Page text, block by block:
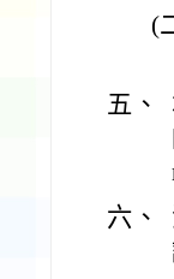
(
五、
六、